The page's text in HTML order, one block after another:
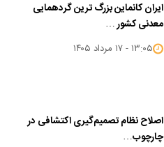
ایران کانماین بزرگ ترین گردهمایی
معدنی کشور …
۱۳:۰۵ - ۱۷ مرداد ۱۴۰۵
اصلاح نظام تصمیم‌گیری اکتشافی در
چارچوب…